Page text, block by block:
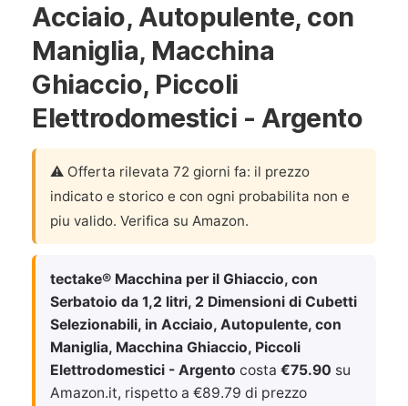
Acciaio, Autopulente, con
Maniglia, Macchina
Ghiaccio, Piccoli
Elettrodomestici - Argento
⚠️ Offerta rilevata 72 giorni fa: il prezzo
indicato e storico e con ogni probabilita non e
piu valido. Verifica su Amazon.
tectake® Macchina per il Ghiaccio, con
Serbatoio da 1,2 litri, 2 Dimensioni di Cubetti
Selezionabili, in Acciaio, Autopulente, con
Maniglia, Macchina Ghiaccio, Piccoli
Elettrodomestici - Argento costa €75.90 su
Amazon.it, rispetto a €89.79 di prezzo